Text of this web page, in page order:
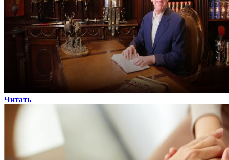
Читать